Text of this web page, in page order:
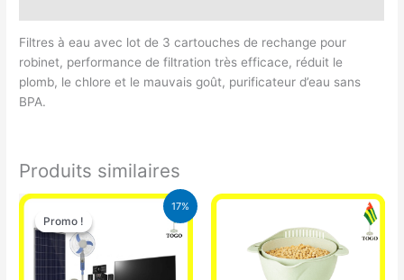
Filtres à eau avec lot de 3 cartouches de rechange pour
robinet, performance de filtration très efficace, réduit le
plomb, le chlore et le mauvais goût, purificateur d’eau sans
BPA.
Produits similaires
17%
Promo !
Promo !
Le
initial
était :
430.000 CFA.
Le
prix
actuel
355.000 CFA.